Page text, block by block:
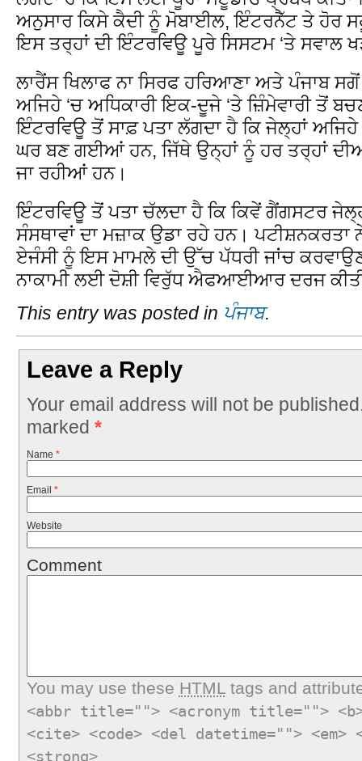
ਅਨੁਸਾਰ ਕਿਸੇ ਕੈਦੀ ਨੂੰ ਮੋਬਾਈਲ, ਇੰਟਰਨੈੱਟ ਤੇ ਹੋਰ
ਇਸ ਤਰ੍ਹਾਂ ਦੀ ਇੰਟਰਵਿਊ ਪੂਰੇ ਸਿਸਟਮ ‘ਤੇ ਸਵਾਲ
ਲਾਰੈਂਸ ਖਿਲਾਫ ਨਾ ਸਿਰਫ ਹਰਿਆਣਾ ਅਤੇ ਪੰਜਾਬ
ਅਜਿਹੇ ‘ਚ ਅਧਿਕਾਰੀ ਇਕ-ਦੂਜੇ ‘ਤੇ ਜ਼ਿੰਮੇਵਾਰੀ ਤੋਂ
ਇੰਟਰਵਿਊ ਤੋਂ ਸਾਫ਼ ਪਤਾ ਲੱਗਦਾ ਹੈ ਕਿ ਜੇਲ੍ਹਾਂ
ਘਰ ਬਣ ਗਈਆਂ ਹਨ, ਜਿੱਥੇ ਉਨ੍ਹਾਂ ਨੂੰ ਹਰ ਤਰ੍ਹਾਂ
ਜਾ ਰਹੀਆਂ ਹਨ।
ਇੰਟਰਵਿਊ ਤੋਂ ਪਤਾ ਚੱਲਦਾ ਹੈ ਕਿ ਕਿਵੇਂ ਗੈਂਗਸਟਰ
ਸੰਸਥਾਵਾਂ ਦਾ ਮਜ਼ਾਕ ਉਡਾ ਰਹੇ ਹਨ। ਪਟੀਸ਼ਨਕਰਤਾ
ਏਜੰਸੀ ਨੂੰ ਇਸ ਮਾਮਲੇ ਦੀ ਉੱਚ ਪੱਧਰੀ ਜਾਂਚ
ਨਾਕਾਮੀ ਲਈ ਦੋਸ਼ੀ ਵਿਰੁੱਧ ਐਫਆਈਆਰ ਦਰਜ
This entry was posted in ਪੰਜਾਬ.
Leave a Reply
Your email address will not be
marked *
Name *
Email *
Website
Comment
You may use these HTMLtags and
<abbr title=""> <acronym title="">
<cite> <code> <del datetime="">
<strong>